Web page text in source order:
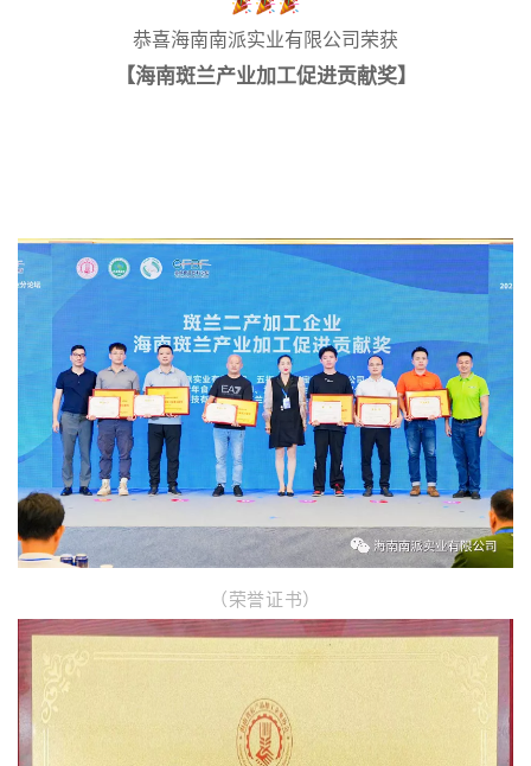
恭喜海南南派实业有限公司荣获
【海南斑兰产业加工促进贡献奖】
（荣誉证书）